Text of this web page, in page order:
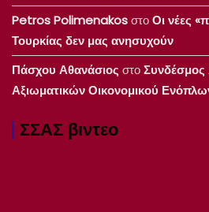
Petros PolimenakosστοΟι νέες
Τουρκίας δεν μας ανησυχούν
Πάσχου Αθανάσιος στο
Αξιωματικών Οικονομικού
ΣΣΑΣ βιντεο